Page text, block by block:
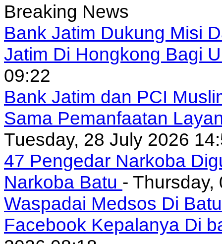
Breaking News
Bank Jatim Dukung Misi
Jatim Di Hongkong Bagi
09:22
Bank Jatim dan PCI
Sama Pemanfaatan
Tuesday, 28 July 2026
47 Pengedar Narkoba
Narkoba Batu - Thursday,
Waspadai Medsos Di
Facebook Kepalanya Di